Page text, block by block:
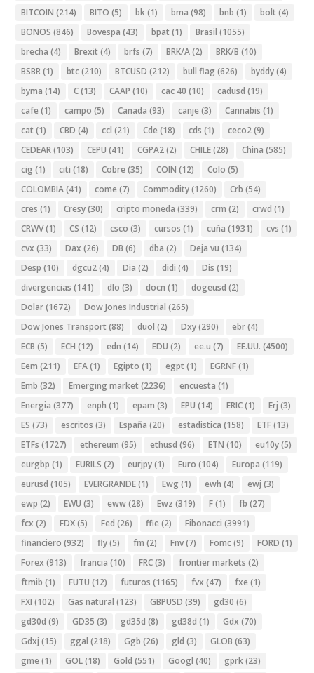
BITCOIN (214) BITO (5) bk(1) bma (98) bnb (1) bolt (4)
BONOS (846) Bovespa (43) bpat (1) Brasil (1055)
brecha (4) Brexit (4) brfs (7) BRK/A(2) BRK/B (10)
BSBR(1) btc(210) BTCUSD (212) bull flag (626) byddy(4)
byma (14) C(13) CAAP (10) cac 40 (10) cadusd (19)
cafe (1) campo (5) Canada (93) canje (3) Cannabis (1)
cat (1) CBD (4) ccl (21) Cde (18) cds (1) ceco2(9)
CEDEAR(103) CEPU (41) CGPA2(2) CHILE(28) China (585)
cig (1) citi (18) Cobre (35) COIN (12) Colo (5)
COLOMBIA(41) come (7) Commodity(1260) Crb (54)
cres (1) Cresy(30) cripto moneda (339) crm (2) crwd (1)
CRWV(1) CS (12) csco (3) cursos (1) cuña (1931) cvs (1)
cvx (33) Dax (26) DB (6) dba (2) Deja vu (134)
Desp (10) dgcu2(4) Dia (2) didi (4) Dis (19)
divergencias (141) dlo (3) docn (1) dogeusd (2)
Dolar(1672) Dow Jones Industrial (265)
Dow Jones Transport (88) duol (2) Dxy(290) ebr(4)
ECB (5) ECH (12) edn (14) EDU (2) ee.u (7) EE.UU. (4500)
Eem (211) EFA(1) Egipto (1) egpt (1) EGRNF(1)
Emb (32) Emerging market (2236) encuesta (1)
Energia (377) enph (1) epam (3) EPU (14) ERIC(1) Erj (3)
ES (73) escritos (3) España (20) estadistica (158) ETF(13)
ETFs (1727) ethereum (95) ethusd (96) ETN (10) eu10y(5)
eurgbp (1) EURILS (2) eurjpy(1) Euro (104) Europa (119)
eurusd (105) EVERGRANDE(1) Ewg (1) ewh (4) ewj (3)
ewp (2) EWU (3) eww(28) Ewz (319) F(1) fb (27)
fcx (2) FDX(5) Fed (26) ffie (2) Fibonacci (3991)
financiero (932) fly(5) fm (2) Fnv(7) Fomc(9) FORD (1)
Forex (913) francia (10) FRC(3) frontier markets (2)
ftmib (1) FUTU (12) futuros (1165) fvx (47) fxe (1)
FXI (102) Gas natural (123) GBPUSD (39) gd30 (6)
gd30d (9) GD35 (3) gd35d (8) gd38d (1) Gdx (70)
Gdxj (15) ggal (218) Ggb (26) gld (3) GLOB (63)
gme (1) GOL(18) Gold (551) Googl (40) gprk(23)